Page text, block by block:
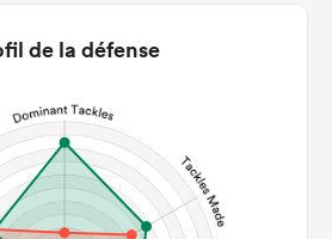
22m Conversion
Carries
Kicks
de la défense